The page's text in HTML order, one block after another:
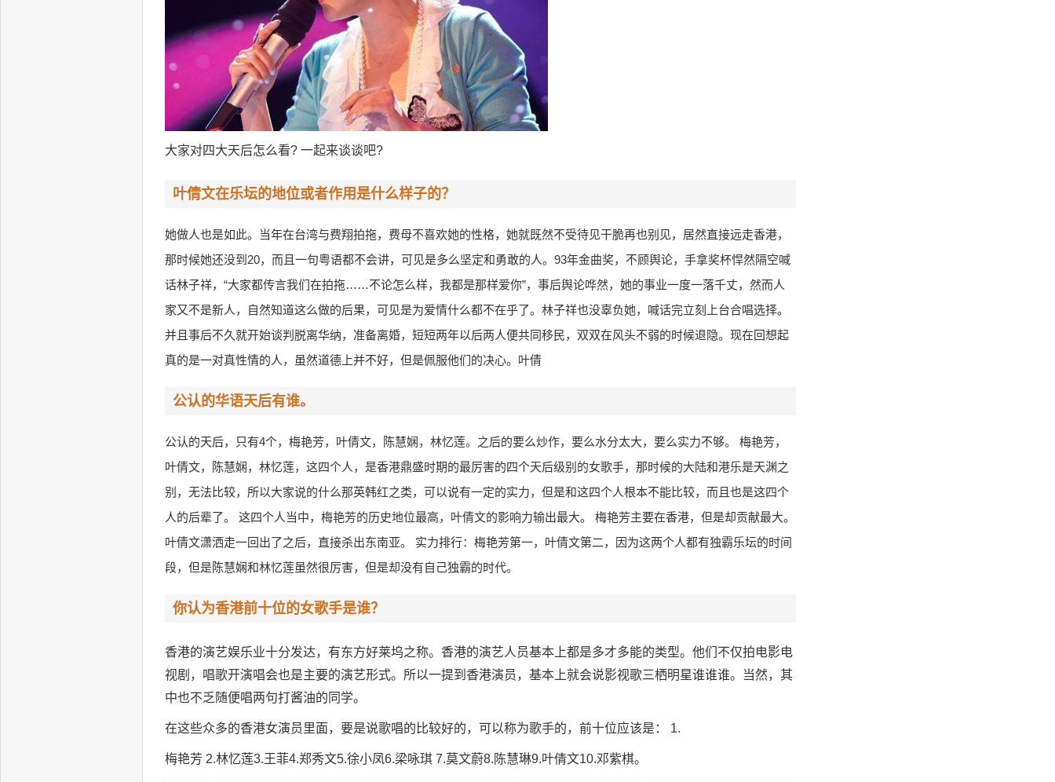
大家对四大天后怎么看? 一起来谈谈吧?
叶倩文在乐坛的地位或者作用是什么样子的？
她做人也是如此。当年在台湾与费翔拍拖，费母不喜欢她的性格，她就既然不受待见干脆再也别见，居然直接远走香港，
那时候她还没到20，而且一句粤语都不会讲，可见是多么坚定和勇敢的人。93年金曲奖，不顾舆论，手拿奖杯悍然隔空喊
话林子祥，“大家都传言我们在拍拖……不论怎么样，我都是那样爱你”，事后舆论哗然，她的事业一度一落千丈，然而人
家又不是新人，自然知道这么做的后果，可见是为爱情什么都不在乎了。林子祥也没辜负她，喊话完立刻上台合唱选择。
并且事后不久就开始谈判脱离华纳，准备离婚，短短两年以后两人便共同移民，双双在风头不弱的时候退隐。现在回想起
真的是一对真性情的人，虽然道德上并不好，但是佩服他们的决心。叶倩
公认的华语天后有谁。
公认的天后，只有4个，梅艳芳，叶倩文，陈慧娴，林忆莲。之后的要么炒作，要么水分太大，要么实力不够。 梅艳芳，
叶倩文，陈慧娴，林忆莲，这四个人，是香港鼎盛时期的最厉害的四个天后级别的女歌手，那时候的大陆和港乐是天渊之
别，无法比较，所以大家说的什么那英韩红之类，可以说有一定的实力，但是和这四个人根本不能比较，而且也是这四个
人的后辈了。 这四个人当中，梅艳芳的历史地位最高，叶倩文的影响力输出最大。 梅艳芳主要在香港，但是却贡献最大。
叶倩文潇洒走一回出了之后，直接杀出东南亚。 实力排行：梅艳芳第一，叶倩文第二，因为这两个人都有独霸乐坛的时间
段，但是陈慧娴和林忆莲虽然很厉害，但是却没有自己独霸的时代。
你认为香港前十位的女歌手是谁？
香港的演艺娱乐业十分发达，有东方好莱坞之称。香港的演艺人员基本上都是多才多能的类型。他们不仅拍电影电
视剧，唱歌开演唱会也是主要的演艺形式。所以一提到香港演员，基本上就会说影视歌三栖明星谁谁谁。当然，其
中也不乏随便唱两句打酱油的同学。
在这些众多的香港女演员里面，要是说歌唱的比较好的，可以称为歌手的，前十位应该是： 1.
梅艳芳 2.林忆莲3.王菲4.郑秀文5.徐小凤6.梁咏琪 7.莫文蔚8.陈慧琳9.叶倩文10.邓紫棋。